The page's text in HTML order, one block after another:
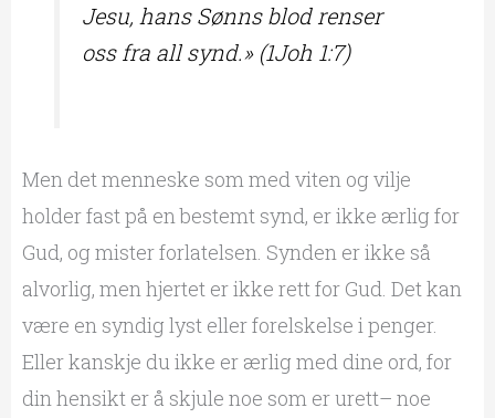
Jesu, hans Sønns blod renser
oss fra all synd.» (1Joh 1:7)
Men det menneske som med viten og vilje
holder fast på en bestemt synd, er ikke ærlig for
Gud, og mister forlatelsen. Synden er ikke så
alvorlig, men hjertet er ikke rett for Gud. Det kan
være en syndig lyst eller forelskelse i penger.
Eller kanskje du ikke er ærlig med dine ord, for
din hensikt er å skjule noe som er urett– noe